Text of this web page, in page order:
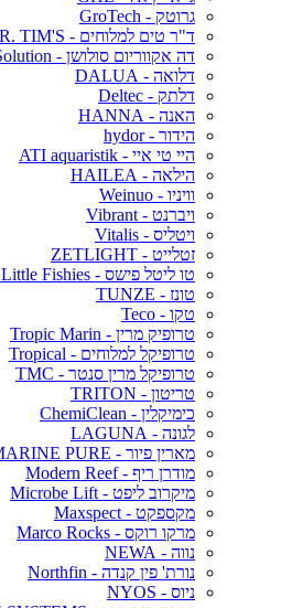
גרוטק - GroTech
ד"ר טים למלוחים - DR. TIM'S
דה אקווריום סולושן - The Aquarium Solution
דלואה - DALUA
דלתק - Deltec
האנה - HANNA
הידור - hydor
היי טי איי - ATI aquaristik
הילאה - HAILEA
וויניו - Weinuo
ויברנט - Vibrant
ויטליס - Vitalis
זטלייט - ZETLIGHT
טו ליטל פישס - Two Little Fishies
טונז - TUNZE
טקו - Teco
טרופיק מרין - Tropic Marin
טרופיקל למלוחים - Tropical
טרופיקל מרין סנטר - TMC
טריטון - TRITON
כימיקלין - ChemiClean
לגונה - LAGUNA
מארין פיור - MARINE PURE
מודרן ריף - Modern Reef
מיקרוב ליפט - Microbe Lift
מקספקט - Maxspect
מרקו רוקס - Marco Rocks
נווה - NEWA
נורת' פין קנדה - Northfin
ניוס - NYOS